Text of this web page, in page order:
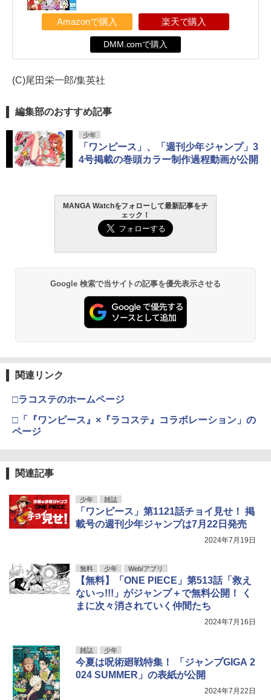
Amazonで購入 楽天で購入
DMM.comで購入
(C)尾田栄一郎/集英社
編集部のおすすめ記事
少年
「ワンピース」、「週刊少年ジャンプ」3
4号掲載の巻頭カラー制作過程動画が公開
MANGA Watchをフォローして最新記事をチ
ェック！
Google 検索で当サイトの記事を優先表示させる
関連リンク
□ラコステのホームページ
□「『ワンピース』×『ラコステ』コラボレーション」の
ページ
関連記事
少年 雑誌
「ワンピース」第1121話チョイ見せ！ 掲
載号の週刊少年ジャンプは7月22日発売
2024年7月19日
無料 少年 Web/アプリ
【無料】「ONE PIECE」第513話「救え
ないっ!!!」がジャンプ＋で無料公開！ く
まに次々消されていく仲間たち
2024年7月16日
雑誌 少年
今夏は呪術廻戦特集！ 「ジャンプGIGA 2
024 SUMMER」の表紙が公開
2024年7月22日